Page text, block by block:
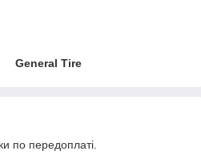
General Tire
по передоплаті.